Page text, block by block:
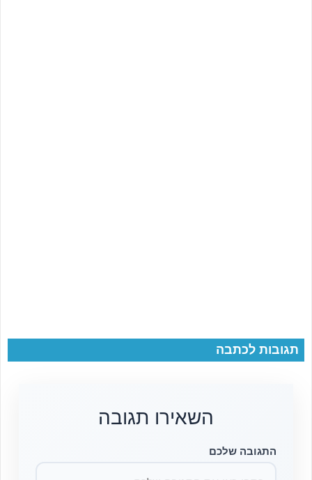
תגובות לכתבה
השאירו תגובה
התגובה שלכם